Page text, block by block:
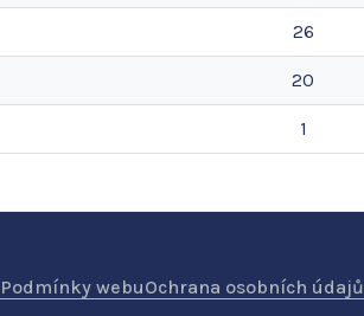
26
20
1
Podmínky webuOchrana osobních údajů